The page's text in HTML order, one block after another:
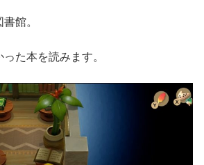
館。
た本を読みます。